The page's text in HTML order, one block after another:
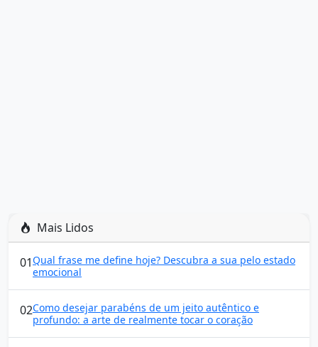
Mais Lidos
01Qual frase me define hoje? Descubra a sua pelo estado
emocional
02Como desejar parabéns de um jeito autêntico e
profundo: a arte de realmente tocar o coração